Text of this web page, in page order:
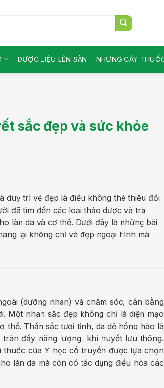
DƯỢC LIỆU LÊN SÀN NHỮNG CÂY
sắc đẹp và sức khỏe
duy trì vẻ đẹp là điều không thể thiếu đối
đã tìm đến các loại thảo dược và trà
làn da và cơ thể. Dưới đây là những bài
lại không chỉ vẻ đẹp ngoại hình mà
(dưỡng nhan) và chăm sóc, cân bằng
Một nhan sắc đẹp không chỉ là diện mạo
thể. Thần sắc tươi tỉnh, da dẻ hồng hào là
đầy năng lượng, khí huyết lưu thông.
thuốc của Y học cổ truyền được lựa chọn
làn da mà còn có tác dụng điều hòa các